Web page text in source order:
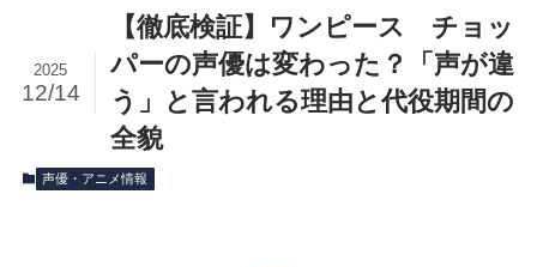
【徹底検証】ワンピース チョッ
パーの声優は変わった？「声が違
う」と言われる理由と代役期間の
全貌
2025
12/14
声優・アニメ情報